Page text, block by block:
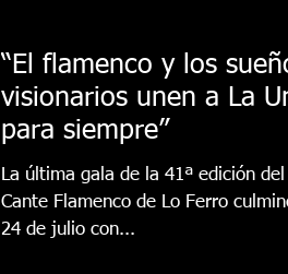
“El flamenco y los
visionarios unen a La
para siempre”
La última gala de la 41ª edición
Cante Flamenco de Lo Ferro
24 de julio con...